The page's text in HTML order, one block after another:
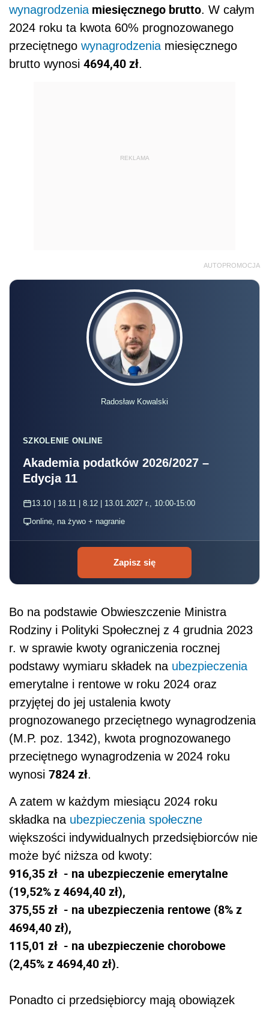
wynagrodzeniamiesięcznego brutto. W całym
2024 roku ta kwota 60% prognozowanego
przeciętnego wynagrodzenia miesięcznego
brutto wynosi 4694,40 zł.
REKLAMA
AUTOPROMOCJA
Radosław Kowalski
SZKOLENIE ONLINE
Akademia podatków 2026/2027 –
Edycja 11
13.10 | 18.11 | 8.12 | 13.01.2027 r., 10:00-15:00
online, na żywo + nagranie
Zapisz się
Bo na podstawie Obwieszczenie Ministra
Rodziny i Polityki Społecznej z 4 grudnia 2023
r. w sprawie kwoty ograniczenia rocznej
podstawy wymiaru składek na ubezpieczenia
emerytalne i rentowe w roku 2024 oraz
przyjętej do jej ustalenia kwoty
prognozowanego przeciętnego wynagrodzenia
(M.P. poz. 1342), kwota prognozowanego
przeciętnego wynagrodzenia w 2024 roku
wynosi 7824 zł.
A zatem w każdym miesiącu 2024 roku
składka na ubezpieczenia społeczne
większości indywidualnych przedsiębiorców nie
może być niższa od kwoty:
916,35 zł - na ubezpieczenie emerytalne
(19,52% z 4694,40 zł),
375,55 zł - na ubezpieczenia rentowe (8% z
4694,40 zł),
115,01 zł - na ubezpieczenie chorobowe
(2,45% z 4694,40 zł).
Ponadto ci przedsiębiorcy mają obowiązek